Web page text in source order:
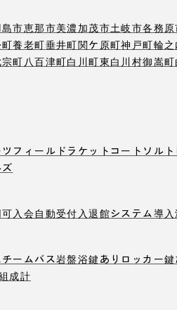
市恵那市美濃加茂市土岐市各務原
養老町垂井町関ケ原町神戸町輪
町八百津町白川町東白川村御嵩町
フィールド ラケットコート ソル
入会自動受付 入退館システム導入
チームバス岩盤浴鍵ありロッカー
成計